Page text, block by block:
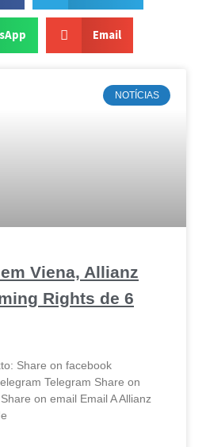
Email
NOTÍCIAS
Viena, Allianz
Rights de 6
Share on facebook
Telegram Share on
on email Email A Allianz